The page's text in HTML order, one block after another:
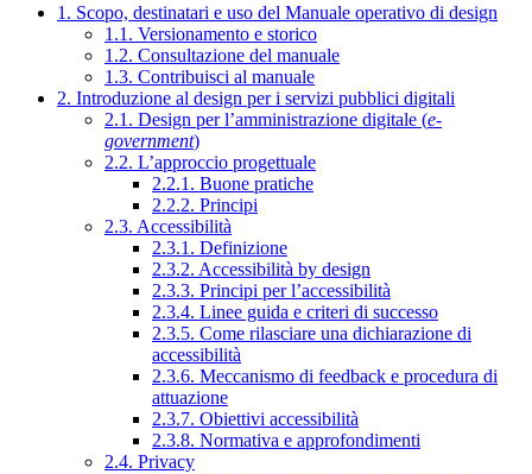
1. Scopo, destinatari e uso del Manuale operativo di design
1.1. Versionamento e storico
1.2. Consultazione del manuale
1.3. Contribuisci al manuale
2. Introduzione al design per i servizi pubblici digitali
2.1. Design per l’amministrazione digitale (e-
government)
2.2. L’approccio progettuale
2.2.1. Buone pratiche
2.2.2. Principi
2.3. Accessibilità
2.3.1. Definizione
2.3.2. Accessibilità by design
2.3.3. Principi per l’accessibilità
2.3.4. Linee guida e criteri di successo
2.3.5. Come rilasciare una dichiarazione di
accessibilità
2.3.6. Meccanismo di feedback e procedura di
attuazione
2.3.7. Obiettivi accessibilità
2.3.8. Normativa e approfondimenti
2.4. Privacy